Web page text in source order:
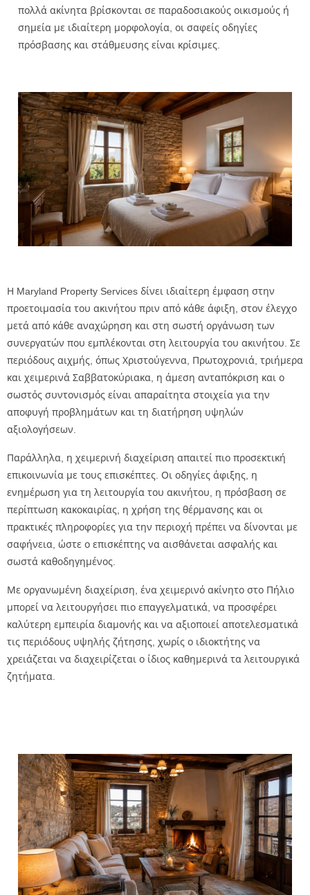
πολλά ακίνητα βρίσκονται σε παραδοσιακούς οικισμούς ή
σημεία με ιδιαίτερη μορφολογία, οι σαφείς οδηγίες
πρόσβασης και στάθμευσης είναι κρίσιμες.
Η Maryland Property Services δίνει ιδιαίτερη έμφαση στην
προετοιμασία του ακινήτου πριν από κάθε άφιξη, στον έλεγχο
μετά από κάθε αναχώρηση και στη σωστή οργάνωση των
συνεργατών που εμπλέκονται στη λειτουργία του ακινήτου. Σε
περιόδους αιχμής, όπως Χριστούγεννα, Πρωτοχρονιά, τριήμερα
και χειμερινά Σαββατοκύριακα, η άμεση ανταπόκριση και ο
σωστός συντονισμός είναι απαραίτητα στοιχεία για την
αποφυγή προβλημάτων και τη διατήρηση υψηλών
αξιολογήσεων.
Παράλληλα, η χειμερινή διαχείριση απαιτεί πιο προσεκτική
επικοινωνία με τους επισκέπτες. Οι οδηγίες άφιξης, η
ενημέρωση για τη λειτουργία του ακινήτου, η πρόσβαση σε
περίπτωση κακοκαιρίας, η χρήση της θέρμανσης και οι
πρακτικές πληροφορίες για την περιοχή πρέπει να δίνονται με
σαφήνεια, ώστε ο επισκέπτης να αισθάνεται ασφαλής και
σωστά καθοδηγημένος.
Με οργανωμένη διαχείριση, ένα χειμερινό ακίνητο στο Πήλιο
μπορεί να λειτουργήσει πιο επαγγελματικά, να προσφέρει
καλύτερη εμπειρία διαμονής και να αξιοποιεί αποτελεσματικά
τις περιόδους υψηλής ζήτησης, χωρίς ο ιδιοκτήτης να
χρειάζεται να διαχειρίζεται ο ίδιος καθημερινά τα λειτουργικά
ζητήματα.